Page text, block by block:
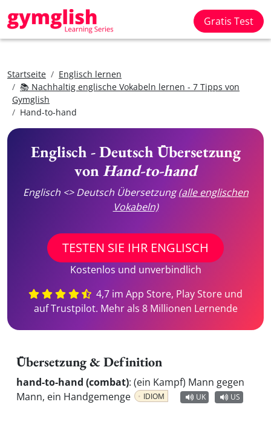
Gratis Test
Startseite
Englisch lernen
📚 Nachhaltig englische Vokabeln lernen - 7 Tipps von
Gymglish
Hand-to-hand
Englisch - Deutsch Übersetzung
vonHand-to-hand
Englisch <> Deutsch Übersetzung(alle englischen
Vokabeln)
TESTEN SIE IHR ENGLISCH
Kostenlos und unverbindlich
4,7 im App Store, Play Store und
auf Trustpilot. Mehr als 8 Millionen Lernende
Übersetzung & Definition
hand-to-hand (combat): (ein Kampf) Mann gegen
Mann, ein Handgemenge
IDIOM UK US